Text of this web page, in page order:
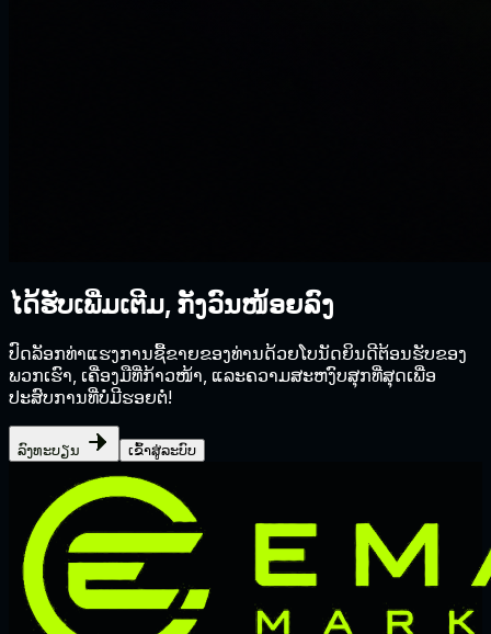
ໄດ້​ຮັບ​ເພີ່ມ​ເຕີມ​, ກັງວົນໜ້ອຍລົງ
ປົດລັອກທ່າແຮງການຊື້ຂາຍຂອງທ່ານດ້ວຍໂບນັດຍິນດີຕ້ອນຮັບຂອງ
ພວກເຮົາ, ເຄື່ອງມືທີ່ກ້າວໜ້າ, ແລະຄວາມສະຫງົບສຸກທີ່ສຸດເພື່ອ
ປະສົບການທີ່ບໍ່ມີຮອຍຕໍ່!
ລົງທະບຽນ ເຂົ້າສູ່ລະບົບ